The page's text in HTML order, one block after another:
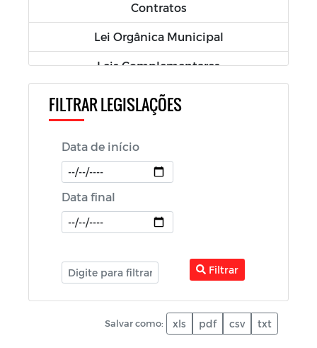
Contratos
Lei Orgânica Municipal
Leis Complementares
Leis Ordinárias
Lei de Improbidade Administrativa
Lei de Responsabilidade Fiscal
LAI- Lei de Acesso à Informação
LOA - Lei Orçamentária Anual
PCA - Prestação de Contas Anual
PPA - Plano Purianual
FILTRAR LEGISLAÇÕES
Data de início
Data final
Filtrar
Salvar como: xls pdf csv txt